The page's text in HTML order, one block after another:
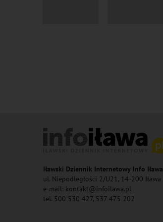
Iławski Dziennik Internetowy Info Iława
ul. Niepodległości 2/U21, 14-200 Iława
e-mail: kontakt@infoilawa.pl
tel. 500 530 427, 537 475 202